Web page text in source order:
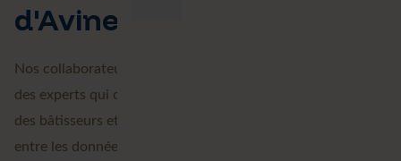
d'Avineon Tensing
Nos collaborateurs sont au cœur de notre organisation :
des experts qui osent innover. Nous sommes des penseurs,
des bâtisseurs et des connecteurs entre les personnes,
entre les données. Notre équipe partage des connaissances